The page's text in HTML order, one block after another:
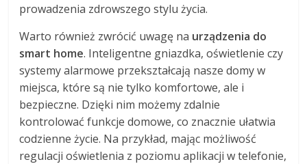
prowadzenia zdrowszego stylu życia.
Warto również zwrócić uwagę na urządzenia do
smart home. Inteligentne gniazdka, oświetlenie czy
systemy alarmowe przekształcają nasze domy w
miejsca, które są nie tylko komfortowe, ale i
bezpieczne. Dzięki nim możemy zdalnie
kontrolować funkcje domowe, co znacznie ułatwia
codzienne życie. Na przykład, mając możliwość
regulacji oświetlenia z poziomu aplikacji w telefonie,